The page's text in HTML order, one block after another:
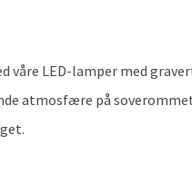
LED-lamper med
atmosfære på